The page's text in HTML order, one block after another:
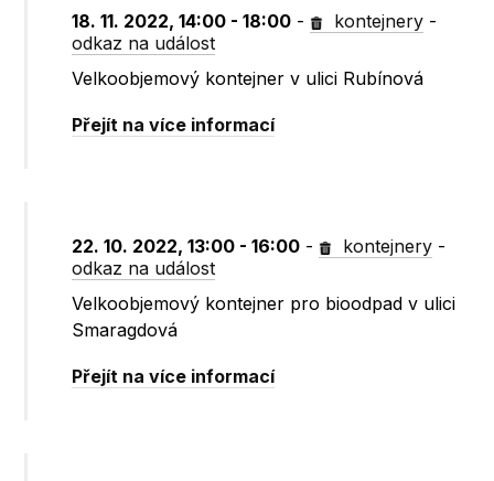
18. 11. 2022, 14:00 - 18:00 - kontejnery -
odkaz na událost
Velkoobjemový kontejner v ulici Rubínová
Přejít na více informací
22. 10. 2022, 13:00 - 16:00 - kontejnery -
odkaz na událost
Velkoobjemový kontejner pro bioodpad v ulici
Smaragdová
Přejít na více informací